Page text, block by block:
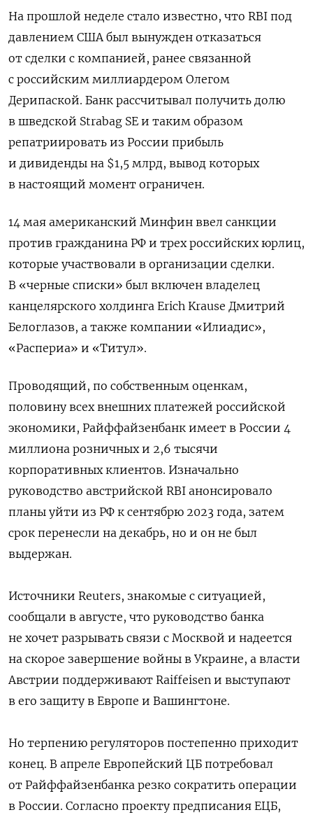
На прошлой неделе стало известно, что RBI под
давлением США был вынужден отказаться
от сделки с компанией, ранее связанной
с российским миллиардером Олегом
Дерипаской. Банк рассчитывал получить долю
в шведской Strabag SE и таким образом
репатриировать из России прибыль
и дивиденды на $1,5 млрд, вывод которых
в настоящий момент ограничен.
14 мая американский Минфин ввел санкции
против гражданина РФ и трех российских юрлиц,
которые участвовали в организации сделки.
В «черные списки» был включен владелец
канцелярского холдинга Erich Krause Дмитрий
Белоглазов, а также компании «Илиадис»,
«Распериа» и «Титул».
Проводящий, по собственным оценкам,
половину всех внешних платежей российской
экономики, Райффайзенбанк имеет в России 4
миллиона розничных и 2,6 тысячи
корпоративных клиентов. Изначально
руководство австрийской RBI анонсировало
планы уйти из РФ к сентябрю 2023 года, затем
срок перенесли на декабрь, но и он не был
выдержан.
Источники Reuters, знакомые с ситуацией,
сообщали в августе, что руководство банка
не хочет разрывать связи с Москвой и надеется
на скорое завершение войны в Украине, а власти
Австрии поддерживают Raiffeisen и выступают
в его защиту в Европе и Вашингтоне.
Но терпению регуляторов постепенно приходит
конец. В апреле Европейский ЦБ потребовал
от Райффайзенбанка резко сократить операции
в России. Согласно проекту предписания ЕЦБ,